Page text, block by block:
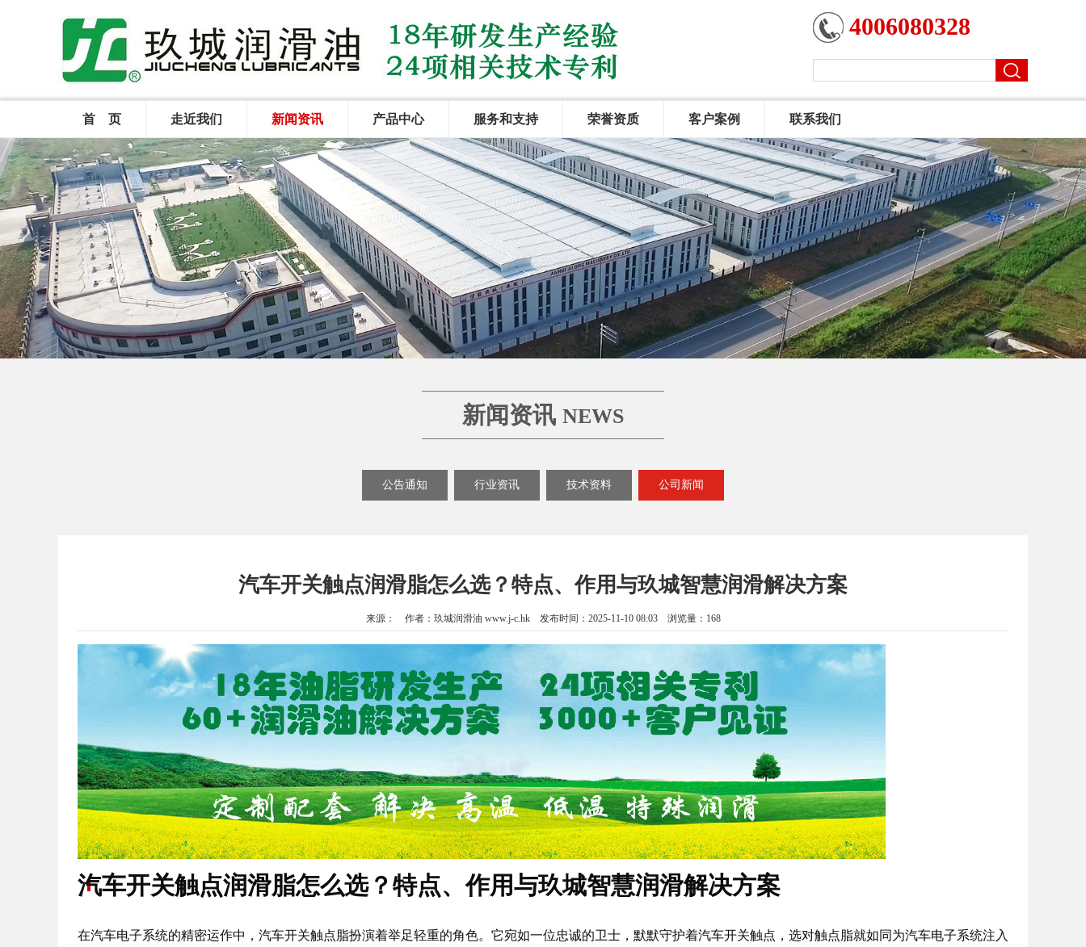
4006080328
首 页 走近我们 新闻资讯 产品中心 服务和支持 荣誉资质 客户案例 联系我们
新闻资讯 NEWS
公告通知 行业资讯 技术资料 公司新闻
汽车开关触点润滑脂怎么选？特点、作用与玖城智慧润滑解决方案
来源： 作者：玖城润滑油 www.j-c.hk 发布时间：2025-11-10 08:03 浏览量：168
汽车开关触点润滑脂怎么选？特点、作用与玖城智慧润滑解决方案
在汽车电子系统的精密运作中，汽车开关触点脂扮演着举足轻重的角色。它宛如一位忠诚的卫士，默默守护着汽车开关触点，选对触点脂就如同为汽车电子系统注入